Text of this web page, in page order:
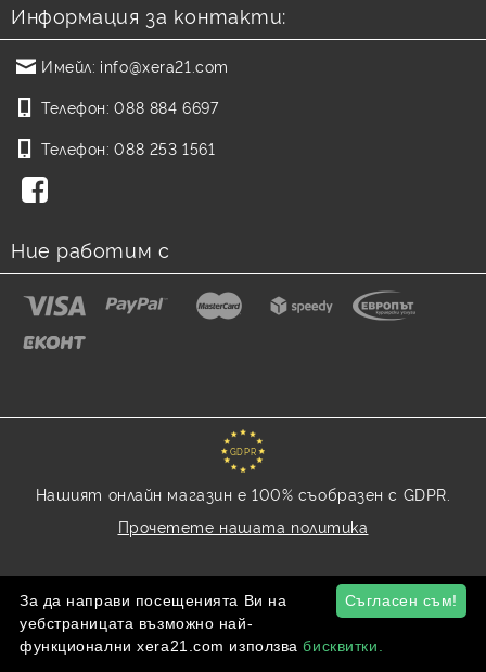
Информация за контакти:
Имейл: info@xera21.com
Телефон: 088 884 6697
Телефон: 088 253 1561
Ние работим с
GDPR
Нашият онлайн магазин е 100% съобразен с GDPR.
Прочетете нашата политика
Моите лични данни
Онлайн магазин от SELITON
Съгласен съм!
За да направи посещенията Ви на
уебстраницата възможно най-
функционални xera21.com използвабисквитки.